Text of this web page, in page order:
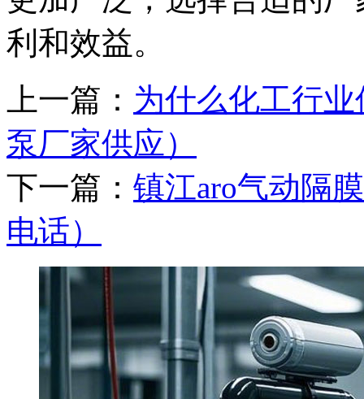
利和效益。
上一篇： 为什么化工行
泵厂家供应）
下一篇： 镇江aro气动隔
电话）